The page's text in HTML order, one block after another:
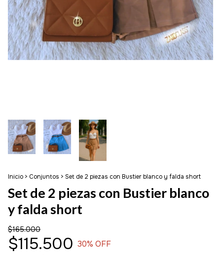
Inicio > Conjuntos > Set de 2 piezas con Bustier blanco y falda short
Set de 2 piezas con Bustier blanco
y falda short
$165.000
$115.500 30% OFF